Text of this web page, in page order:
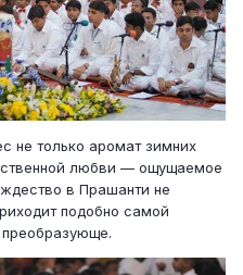
не только аромат зимних
любви — ощущаемое
в Прашанти не
подобно самой